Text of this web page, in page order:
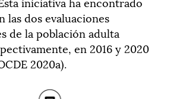
las dos evaluaciones
de la población adulta
en 2016 y 2020
2020a).